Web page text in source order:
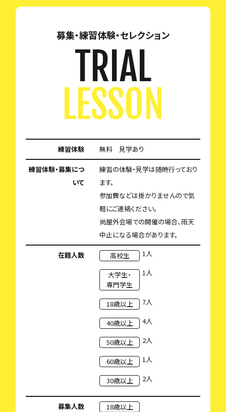
募集・練習体験・セレクション
TRIAL
LESSON
練習体験 無料 見学あり
練習体験・募集につ
いて
練習の体験・見学は随時行っており
ます。
参加費などは掛かりませんので気
軽にご連絡ください。
尚屋外会場での開催の場合、雨天
中止になる場合があります。
在籍人数 高校生 1人
大学生・
専門学生
1人
18歳以上 7人
40歳以上 4人
50歳以上 2人
60歳以上 1人
30歳以上 2人
募集人数
18歳以上